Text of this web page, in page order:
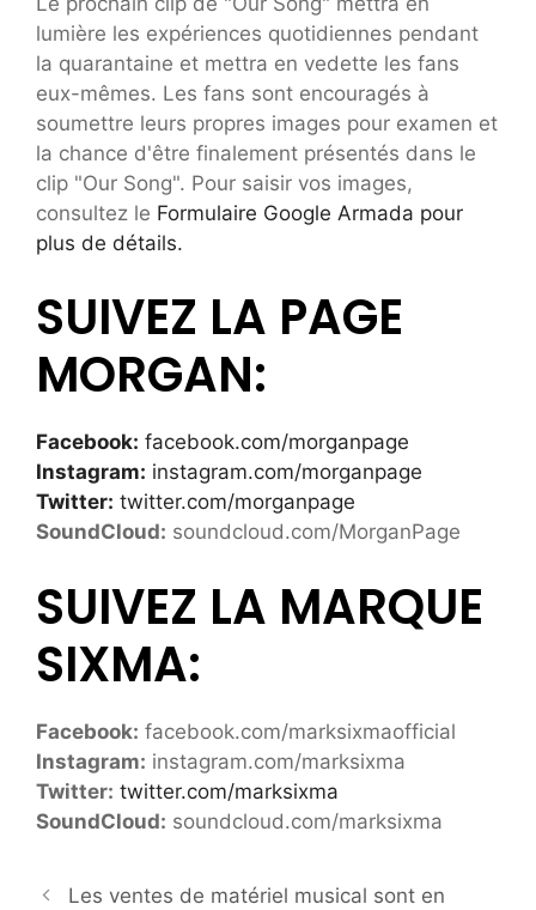
lumière les expériences quotidiennes pendant
la quarantaine et mettra en vedette les fans
eux-mêmes. Les fans sont encouragés à
soumettre leurs propres images pour examen et
la chance d'être finalement présentés dans le
clip "Our Song". Pour saisir vos images,
consultez le Formulaire Google Armada pour
plus de détails.
SUIVEZ LA PAGE
MORGAN:
Facebook: facebook.com/morganpage
Instagram: instagram.com/morganpage
Twitter: twitter.com/morganpage
SoundCloud: soundcloud.com/MorganPage
SUIVEZ LA MARQUE
SIXMA:
Facebook: facebook.com/marksixmaofficial
Instagram: instagram.com/marksixma
Twitter: twitter.com/marksixma
SoundCloud: soundcloud.com/marksixma
Les ventes de matériel musical sont en